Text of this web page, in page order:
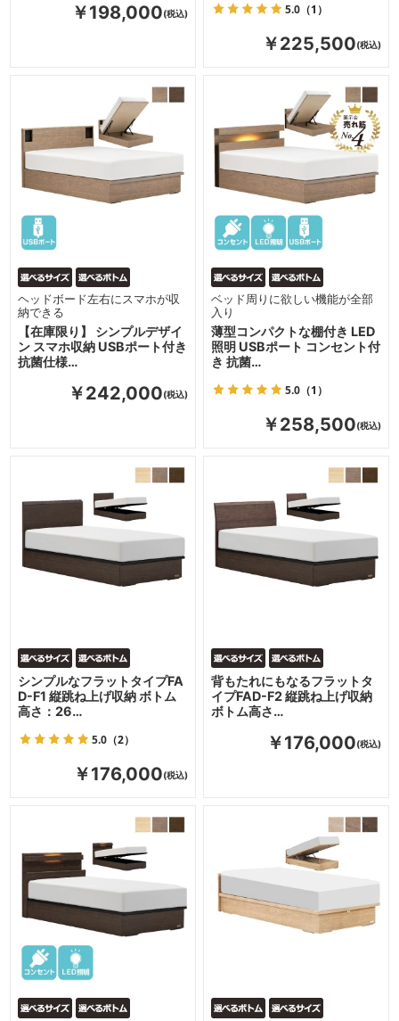
￥198,000 5.0（1）
￥225,500
【在庫限り】 シンプルデザイ
ン スマホ収納 USBポート付き
抗菌仕様…
ヘッドボード左右にスマホが収
納できる
￥242,000
薄型コンパクトな棚付き LED
照明 USBポート コンセント付
き 抗菌…
5.0（1）
ベッド周りに欲しい機能が全部
入り
￥258,500
シンプルなフラットタイプFA
D-F1 縦跳ね上げ収納 ボトム
高さ：26…
5.0 （2）
￥176,000
背もたれにもなるフラットタ
イプFAD-F2 縦跳ね上げ収納
ボトム高さ…
￥176,000